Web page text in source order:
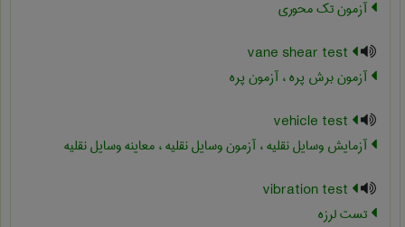
آزمون تک محوری
آزمون برش پره ، آزمون پره
آزمایش وسایل نقلیه ، آزمون وسایل نقلیه ، معاینه وسایل نقلیه
تست لرزه